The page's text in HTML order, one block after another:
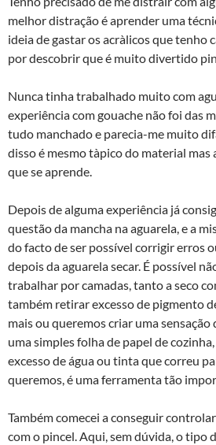
melhor distração é aprender uma
ideia de gastar os acrà­licos que tenho
por descobrir que é muito divertido
Nunca tinha trabalhado muito com
experiência com gouache não foi das
tudo manchado e parecia-me muito
disso é mesmo tà­pico do material mas
que se aprende.
Depois de alguma experiência já
questão da mancha na aguarela, e a
do facto de ser possível corrigir erros
depois da aguarela secar. É possível
trabalhar por camadas, tanto a seco
também retirar excesso de pigmento
mais ou queremos criar uma
uma simples folha de papel de
excesso de água ou tinta que correu
queremos, é uma ferramenta tão
Também comecei a conseguir
com o pincel. Aqui, sem dúvida, o tipo